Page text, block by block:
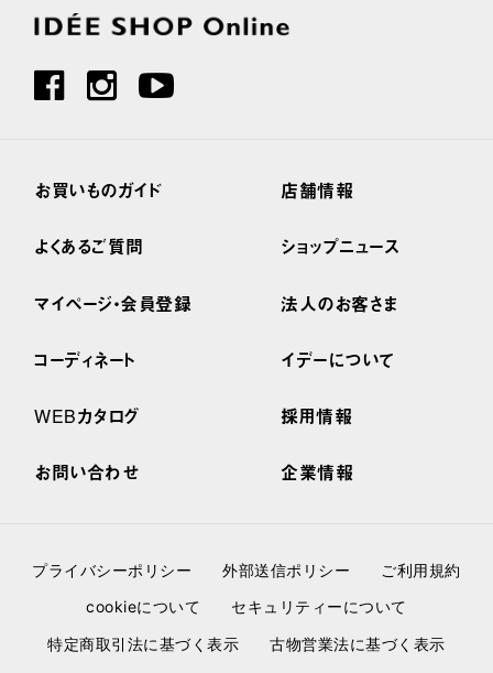
お買いものガイド
よくあるご質問
マイページ・会員登録
コーディネート
WEBカタログ
お問い合わせ
店舗情報
ショップニュース
法人のお客さま
イデーについて
採用情報
企業情報
プライバシーポリシー 外部送信ポリシー
ご利用規約
cookieについて
セキュリティーについて
特定商取引法に基づく表示
古物営業法に基づく表示